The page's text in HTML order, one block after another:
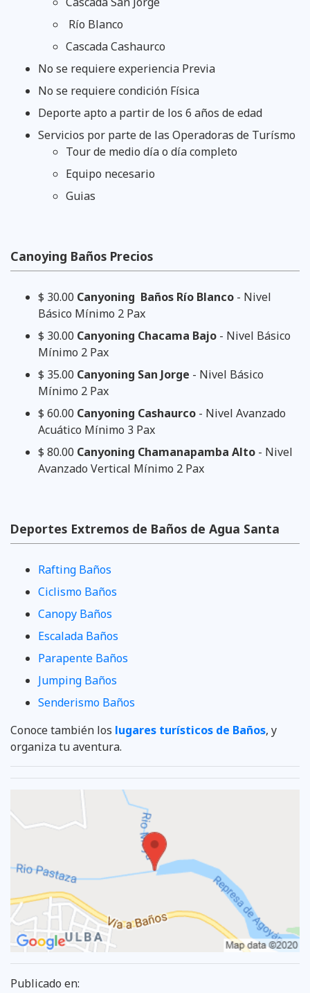
Río Blanco
Cascada Cashaurco
No se requiere experiencia Previa
No se requiere condición Física
Deporte apto a partir de los 6 años de edad
Servicios por parte de las Operadoras de Turísmo
Tour de medio día o día completo
Equipo necesario
Guias
Canoying Baños Precios
$ 30.00 Canyoning Baños Río Blanco - Nivel
Básico Mínimo 2 Pax
$ 30.00 Canyoning Chacama Bajo - Nivel Básico
Mínimo 2 Pax
$ 35.00 Canyoning San Jorge - Nivel Básico
Mínimo 2 Pax
$ 60.00 Canyoning Cashaurco - Nivel Avanzado
Acuático Mínimo 3 Pax
$ 80.00 Canyoning Chamanapamba Alto - Nivel
Avanzado Vertical Mínimo 2 Pax
Deportes Extremos de Baños de Agua Santa
Rafting Baños
Ciclismo Baños
Canopy Baños
Escalada Baños
Parapente Baños
Jumping Baños
Senderismo Baños
Conoce también los lugares turísticos de Baños, y
organiza tu aventura.
Publicado en: